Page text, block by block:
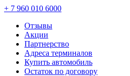
+ 7 960 010 6000
Отзывы
Акции
Партнерство
Адреса терминалов
Купить автомобиль
Остаток по договору